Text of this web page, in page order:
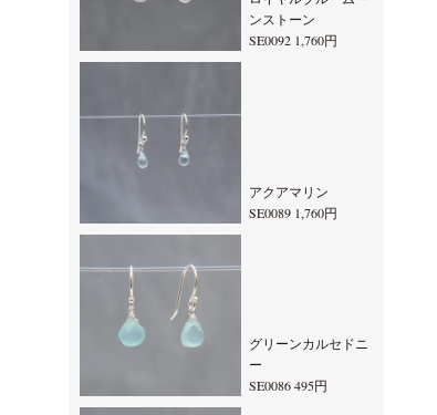
ンストーン
SE0092 1,760円
アクアマリン
SE0089 1,760円
グリーンカルセドニ
ー
SE0086 495円